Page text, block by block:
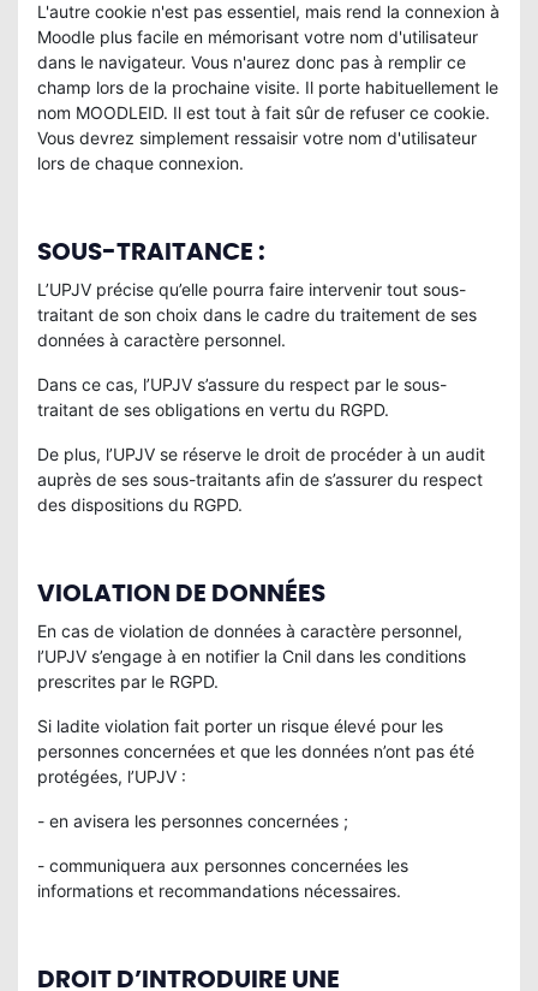
L'autre cookie n'est pas essentiel, mais rend la connexion à
Moodle plus facile en mémorisant votre nom d'utilisateur
dans le navigateur. Vous n'aurez donc pas à remplir ce
champ lors de la prochaine visite. Il porte habituellement le
nom MOODLEID. Il est tout à fait sûr de refuser ce cookie.
Vous devrez simplement ressaisir votre nom d'utilisateur
lors de chaque connexion.
SOUS-TRAITANCE :
L’UPJV précise qu’elle pourra faire intervenir tout sous-
traitant de son choix dans le cadre du traitement de ses
données à caractère personnel.
Dans ce cas, l’UPJV s’assure du respect par le sous-
traitant de ses obligations en vertu du RGPD.
De plus, l’UPJV se réserve le droit de procéder à un audit
auprès de ses sous-traitants afin de s’assurer du respect
des dispositions du RGPD.
VIOLATION DE DONNÉES
En cas de violation de données à caractère personnel,
l’UPJV s’engage à en notifier la Cnil dans les conditions
prescrites par le RGPD.
Si ladite violation fait porter un risque élevé pour les
personnes concernées et que les données n’ont pas été
protégées, l’UPJV :
- en avisera les personnes concernées ;
- communiquera aux personnes concernées les
informations et recommandations nécessaires.
DROIT D’INTRODUIRE UNE